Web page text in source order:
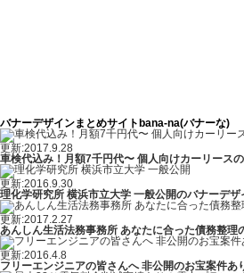
バナーデザインまとめサイトbana-na(バナーな)
更新:2017.9.28
車検代込み！月額7千円代〜 個人向けカーリース
更新:2016.9.30
理化学研究所 横浜市立大学 一般公開のバナーデザ
更新:2017.2.27
あんしん生活法務事務所 あなたに合った債務整理
更新:2016.4.8
フリーエンジニアの皆さんへ 非公開のお宝案件あ